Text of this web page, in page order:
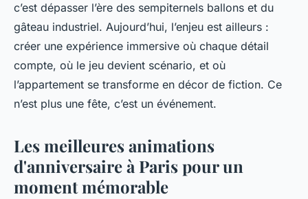
c’est dépasser l’ère des sempiternels ballons et du
gâteau industriel. Aujourd’hui, l’enjeu est ailleurs :
créer une expérience immersive où chaque détail
compte, où le jeu devient scénario, et où
l’appartement se transforme en décor de fiction. Ce
n’est plus une fête, c’est un événement.
Les meilleures animations
d'anniversaire à Paris pour un
moment mémorable